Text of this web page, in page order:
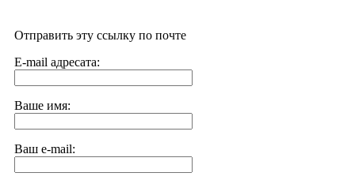
Отправить эту ссылку по почте
E-mail адресата:
Ваше имя:
Ваш e-mail: